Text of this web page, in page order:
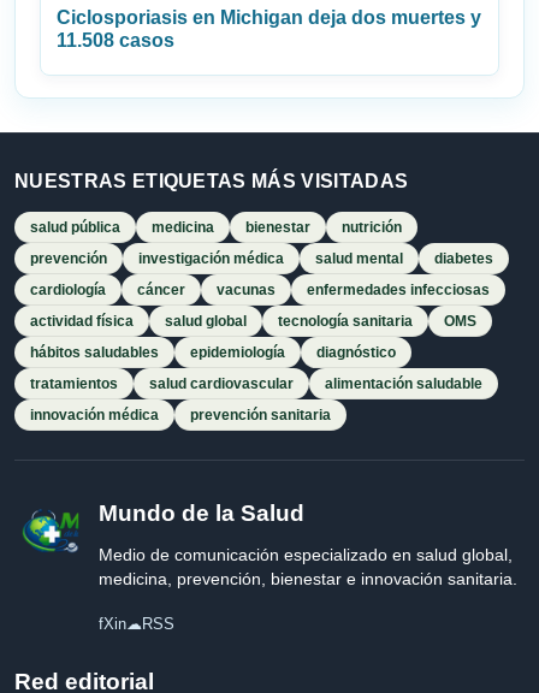
Ciclosporiasis en Michigan deja dos muertes y
11.508 casos
NUESTRAS ETIQUETAS MÁS VISITADAS
salud pública medicina bienestar
nutrición
prevención
investigación médica salud mental
diabetes
cardiología
cáncer vacunas
enfermedades infecciosas
actividad física
salud global tecnología sanitaria
OMS
hábitos saludables
epidemiología
diagnóstico
tratamientos
salud cardiovascular
alimentación saludable
innovación médica
prevención sanitaria
Mundo de la Salud
Medio de comunicación especializado en salud global,
medicina, prevención, bienestar e innovación sanitaria.
fXin☁RSS
Red editorial